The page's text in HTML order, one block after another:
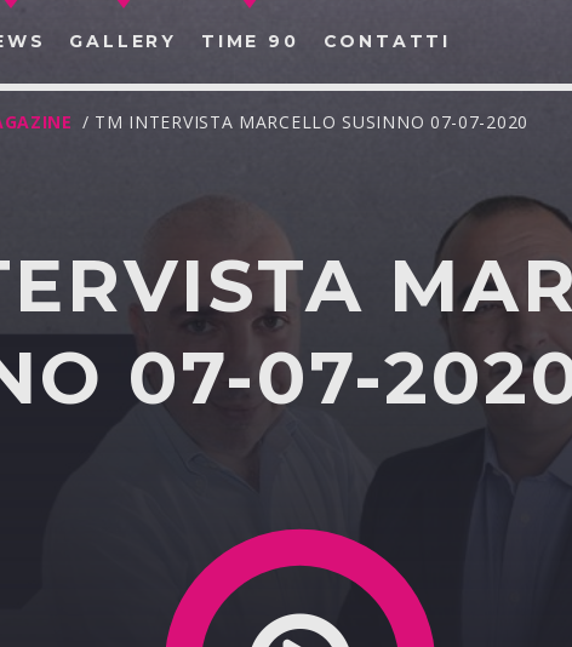
GALLERY TIME 90 CONTATTI
CERCA NEL SITO WEB:
/ TM INTERVISTA MARCELLO SUSINNO 07-07-2020
07-07-
07-2020